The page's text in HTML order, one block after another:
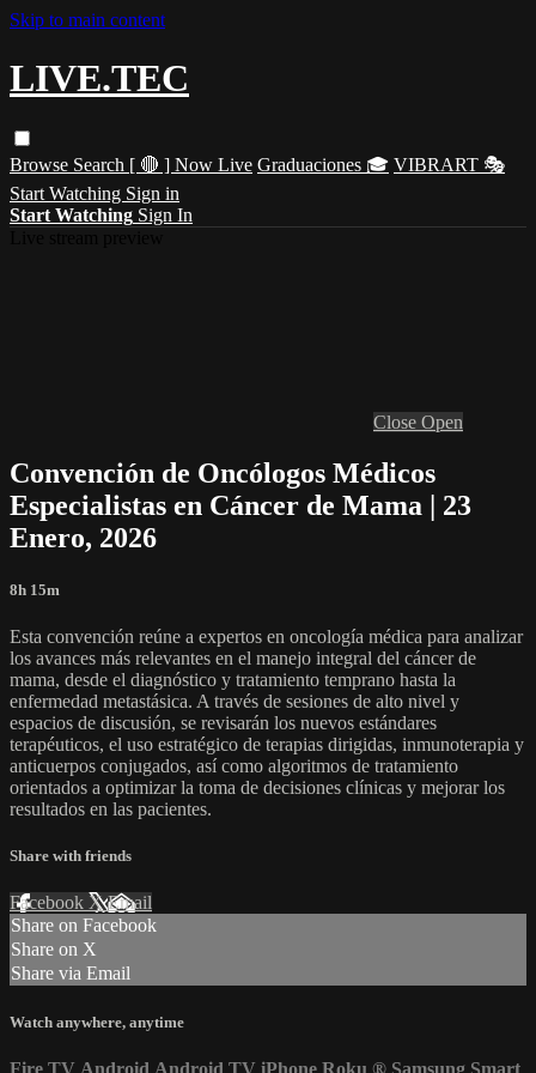
Skip to main content
LIVE.TEC
Browse Search [ 🔴 ] Now Live Graduaciones 🎓 VIBRART 🎭
Start Watching Sign in
Start Watching Sign In
Close Open
Convención de Oncólogos Médicos
Especialistas en Cáncer de Mama | 23
Enero, 2026
8h 15m
Esta convención reúne a expertos en oncología médica para analizar
los avances más relevantes en el manejo integral del cáncer de
mama, desde el diagnóstico y tratamiento temprano hasta la
enfermedad metastásica. A través de sesiones de alto nivel y
espacios de discusión, se revisarán los nuevos estándares
terapéuticos, el uso estratégico de terapias dirigidas, inmunoterapia y
anticuerpos conjugados, así como algoritmos de tratamiento
orientados a optimizar la toma de decisiones clínicas y mejorar los
resultados en las pacientes.
Share with friends
Facebook XEmail
Share on Facebook
Share on X
Share via Email
Watch anywhere, anytime
Fire TV Android Android TV iPhone Roku ® Samsung Smart